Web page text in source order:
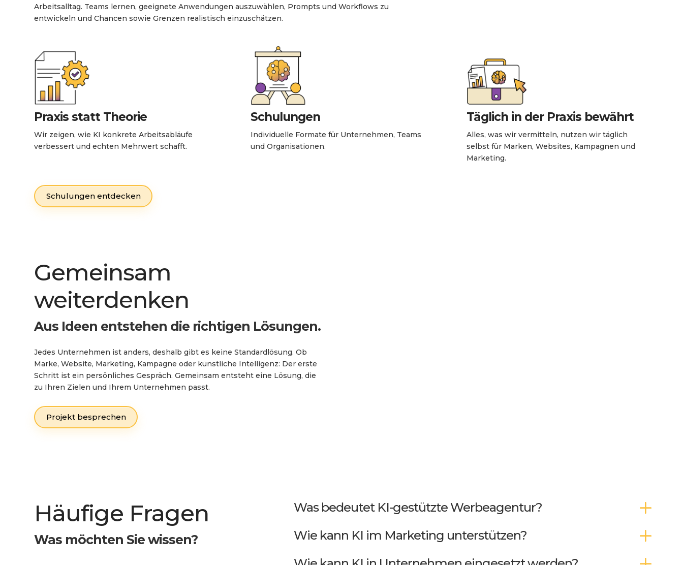
Arbeitsalltag. Teams lernen, geeignete Anwendungen auszuwählen, Prompts und Workflows zu
entwickeln und Chancen sowie Grenzen realistisch einzuschätzen.
Praxis statt Theorie
Wir zeigen, wie KI konkrete Arbeitsabläufe
verbessert und echten Mehrwert schafft.
Schulungen
Individuelle Formate für Unternehmen, Teams
und Organisationen.
Täglich in der Praxis bewährt
Alles, was wir vermitteln, nutzen wir täglich
selbst für Marken, Websites, Kampagnen und
Marketing.
Schulungen entdecken
Gemeinsam
weiterdenken
Aus Ideen entstehen die richtigen Lösungen.
Jedes Unternehmen ist anders, deshalb gibt es keine Standardlösung. Ob
Marke, Website, Marketing, Kampagne oder künstliche Intelligenz: Der erste
Schritt ist ein persönliches Gespräch. Gemeinsam entsteht eine Lösung, die
zu Ihren Zielen und Ihrem Unternehmen passt.
Projekt besprechen
Häufige Fragen
Was möchten Sie wissen?
Was bedeutet KI-gestützte Werbeagentur?
Wie kann KI im Marketing unterstützen?